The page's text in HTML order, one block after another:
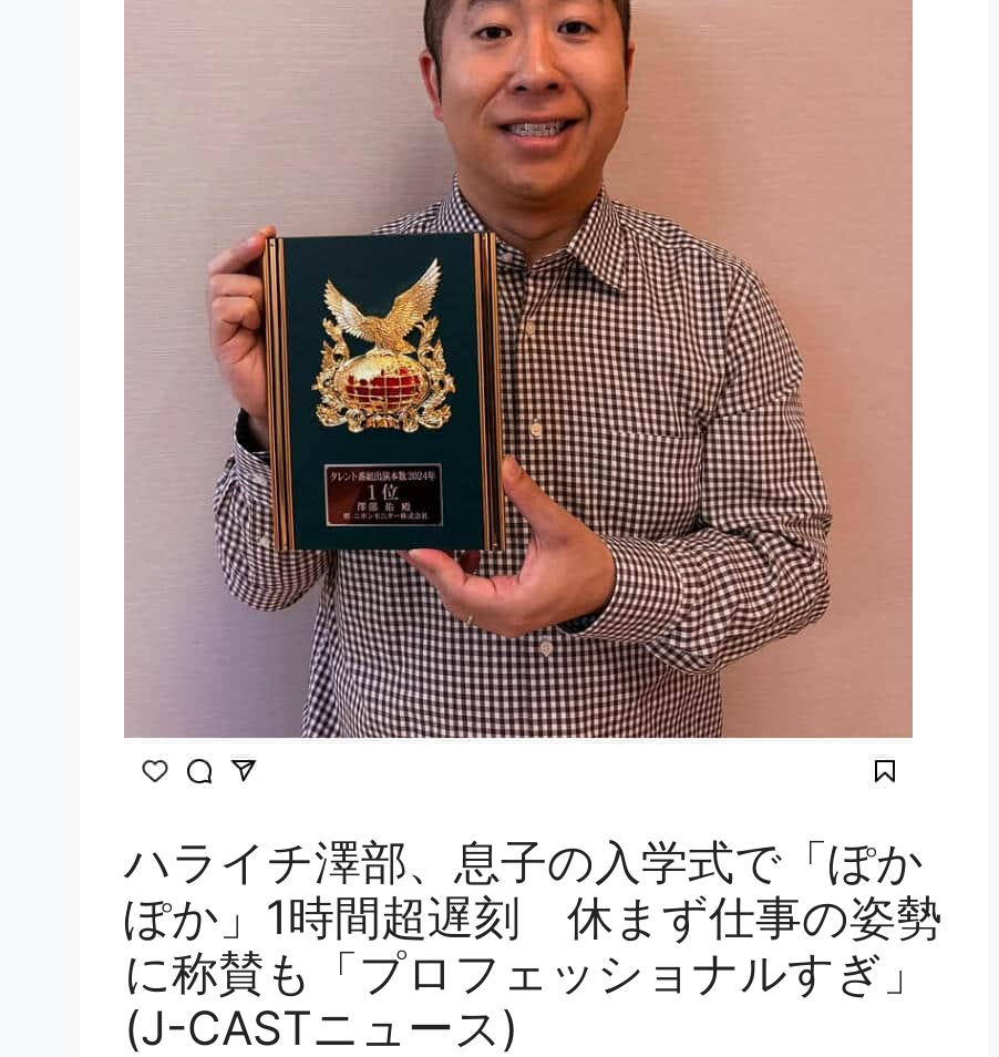
ハライチ澤部、息子の入学式で「ぽか
ぽか」1時間超遅刻 休まず仕事の姿勢
に称賛も「プロフェッショナルすぎ」
(J-CASTニュース)